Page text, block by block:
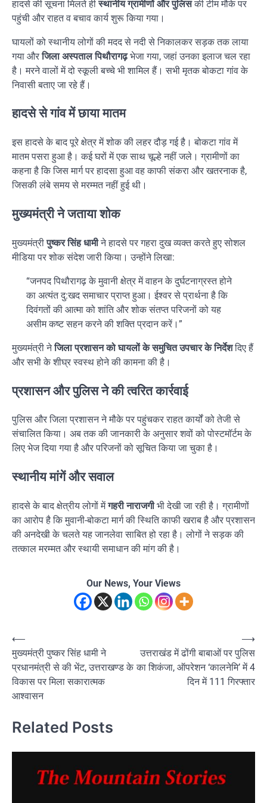
हादसे की सूचना मिलते हीस्थानीय ग्रामीणों और पुलिसकी टीम मौके पर
पहुंची और राहत व बचाव कार्य शुरू किया गया।
घायलों को स्थानीय लोगों की मदद से नदी से निकालकर सड़क तक लाया
गया औरजिला अस्पताल पिथौरागढ़भेजा गया, जहां उनका इलाज चल रहा
है। मरने वालों में दो स्कूली बच्चे भी शामिल हैं। सभी मृतक बोकटा गांव के
निवासी बताए जा रहे हैं।
हादसे से गांव में छाया मातम
इस हादसे के बाद पूरे क्षेत्र में शोक की लहर दौड़ गई है। बोकटा गांव में
मातम पसरा हुआ है। कई घरों में एक साथ चूल्हे नहीं जले। ग्रामीणों का
कहना है कि जिस मार्ग पर हादसा हुआ वह काफी संकरा और खतरनाक है,
जिसकी लंबे समय से मरम्मत नहीं हुई थी।
मुख्यमंत्री ने जताया शोक
मुख्यमंत्रीपुष्कर सिंह धामीने हादसे पर गहरा दुख व्यक्त करते हुए सोशल
मीडिया पर शोक संदेश जारी किया। उन्होंने लिखा:
“जनपद पिथौरागढ़ के मुवानी क्षेत्र में वाहन के दुर्घटनाग्रस्त होने
का अत्यंत दु:खद समाचार प्राप्त हुआ। ईश्वर से प्रार्थना है कि
दिवंगतों की आत्मा को शांति और शोक संतप्त परिजनों को यह
असीम कष्ट सहन करने की शक्ति प्रदान करें।”
मुख्यमंत्री नेजिला प्रशासन को घायलों के समुचित उपचार के निर्देशदिए हैं
और सभी के शीघ्र स्वस्थ होने की कामना की है।
प्रशासन और पुलिस ने की त्वरित कार्रवाई
पुलिस और जिला प्रशासन ने मौके पर पहुंचकर राहत कार्यों को तेजी से
संचालित किया। अब तक की जानकारी के अनुसार शवों को पोस्टमॉर्टम के
लिए भेज दिया गया है और परिजनों को सूचित किया जा चुका है।
स्थानीय मांगें और सवाल
हादसे के बाद क्षेत्रीय लोगों मेंगहरी नाराजगीभी देखी जा रही है। ग्रामीणों
का आरोप है कि मुवानी-बोकटा मार्ग की स्थिति काफी खराब है और प्रशासन
की अनदेखी के चलते यह जानलेवा साबित हो रहा है। लोगों ने सड़क की
तत्काल मरम्मत और स्थायी समाधान की मांग की है।
Our News, Your Views
Post
navigation
⟵
मुख्यमंत्री पुष्कर सिंह धामी ने
प्रधानमंत्री से की भेंट, उत्तराखण्ड के
विकास पर मिला सकारात्मक
आश्वासन
उत्तराखंड में ढोंगी बाबाओं पर पुलिस
का शिकंजा, ऑपरेशन ‘कालनेमि’ में 4
दिन में 111 गिरफ्तार
⟶
Related Posts